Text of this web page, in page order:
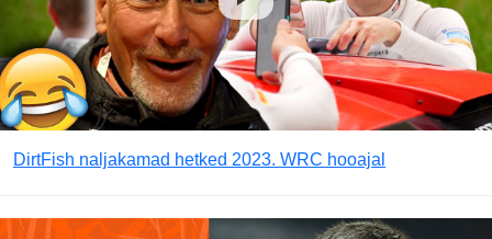
DirtFish naljakamad hetked 2023. WRC hooajal